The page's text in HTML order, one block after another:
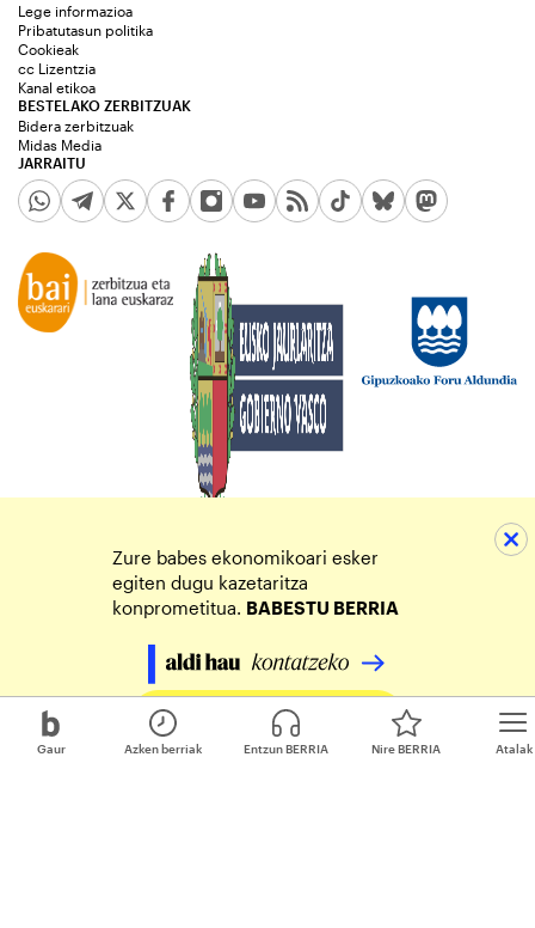
Gaur Atalak
Azken berriak Entzun BERRIA Nire BERRIA
JARRAITU
Lege informazioa
Pribatutasun politika
Cookieak
cc Lizentzia
Kanal etikoa
BESTELAKO ZERBITZUAK
Bidera zerbitzuak
Midas Media
Zure babes ekonomikoari esker
egiten dugu kazetaritza
konprometitua. BABESTU BERRIA
Egin zure ekarpena